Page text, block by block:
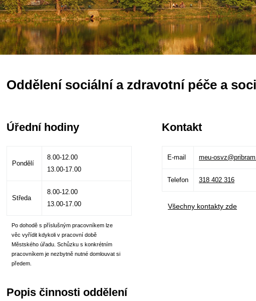
Oddělení sociální a zdravotní péče a
Úřední hodiny
Pondělí
8.00-12.00
13.00-17.00
Středa
8.00-12.00
13.00-17.00
Po dohodě s příslušným pracovníkem lze
věc vyřídit kdykoli v pracovní době
Městského úřadu. Schůzku s konkrétním
pracovníkem je nezbytně nutné domlouvat si
předem.
Kontakt
E-mail meu-
Telefon 318 402 316
Všechny kontakty zde
Popis činnosti oddělení